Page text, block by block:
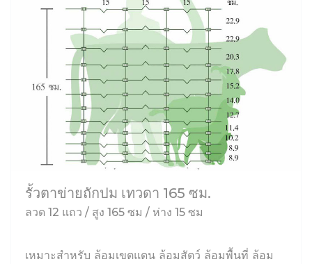
รั้วตาข่ายถักปม เทวดา 165 ซม.
ลวด 12 แถว / สูง 165 ซม / ห่าง 15 ซม
เหมาะสำหรับ ล้อมเขตแดน ล้อมสัตว์ ล้อมพื้นที่ ล้อม